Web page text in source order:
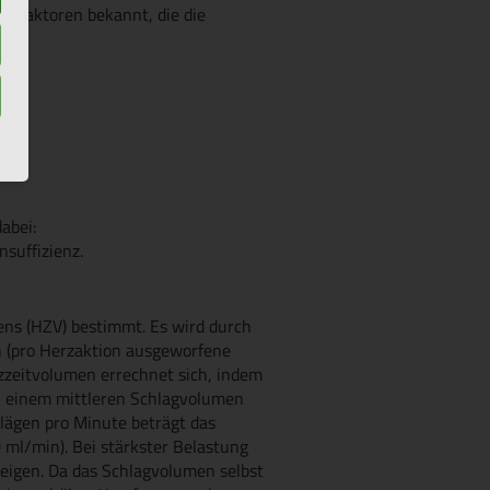
bekannt, die die
(HZV) bestimmt. Es wird durch
Herzaktion ausgeworfene
errechnet sich, indem
mittleren Schlagvolumen
pro Minute beträgt das
min). Bei stärkster Belastung
Da das Schlagvolumen selbst